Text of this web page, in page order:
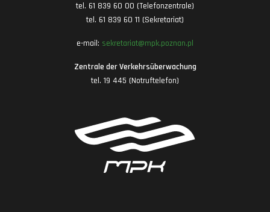
tel. 61 839 60 00 (Telefonzentrale)
tel. 61 839 60 11 (Sekretariat)
e-mail: sekretariat@mpk.poznan.pl
Zentrale der Verkehrsüberwachung
tel. 19 445 (Notruftelefon)